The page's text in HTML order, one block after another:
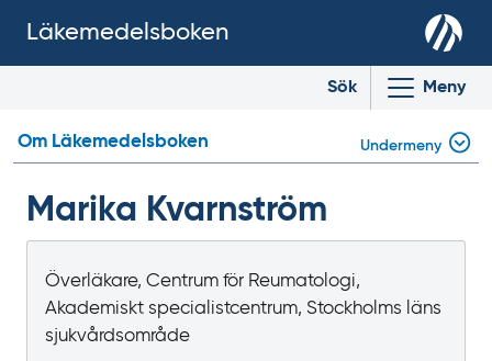
Läkemedelsboken
Sök Meny
Marika Kvarnström
Överläkare, Centrum för Reumatologi,
Akademiskt specialistcentrum, Stockholms läns
sjukvårdsområde
Om Läkemedelsboken Undermeny